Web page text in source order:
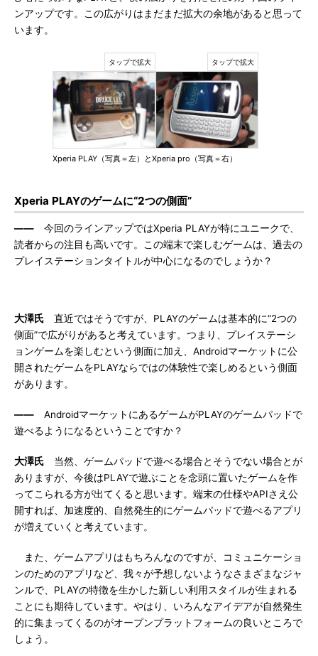
ンアップです。この広がりはまだまだ拡大の余地があると思って
います。
Xperia PLAY（写真＝左）とXperia pro（写真＝右）
Xperia PLAYのゲームに“2つの側面”
―― 今回のラインアップではXperia PLAYが特にユニークで、
読者からの注目も高いです。この端末で楽しむゲームは、過去の
プレイステーションタイトルが中心になるのでしょうか？
大澤氏 直近ではそうですが、PLAYのゲームは基本的に“2つの
側面”で広がりがあると考えています。つまり、プレイステーシ
ョンゲームを楽しむという側面に加え、Androidマーケットに公
開されたゲームをPLAYならではの体験性で楽しめるという側面
があります。
―― AndroidマーケットにあるゲームがPLAYのゲームパッドで
遊べるようになるということですか？
大澤氏 当然、ゲームパッドで遊べる場合とそうでない場合とが
ありますが、今後はPLAYで遊ぶことを念頭に置いたゲームを作
ってこられる方が出てくると思います。端末の仕様やAPIさえ公
開すれば、加速度的、自然発生的にゲームパッドで遊べるアプリ
が増えていくと考えています。
また、ゲームアプリはもちろんなのですが、コミュニケーショ
ンのためのアプリなど、我々が予想しないようなさまざまなジャ
ンルで、PLAYの特徴を生かした新しい利用スタイルが生まれる
ことにも期待しています。やはり、いろんなアイデアが自然発生
的に集まってくるのがオープンプラットフォームの良いところで
しょう。